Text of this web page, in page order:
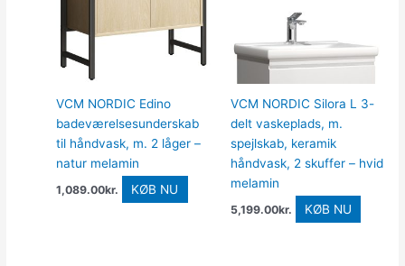
VCM NORDIC Edino
badeværelsesunderskab
til håndvask, m. 2 låger –
natur melamin
1,089.00kr. KØB NU
VCM NORDIC Silora L 3-
delt vaskeplads, m.
spejlskab, keramik
håndvask, 2 skuffer – hvid
melamin
5,199.00kr. KØB NU